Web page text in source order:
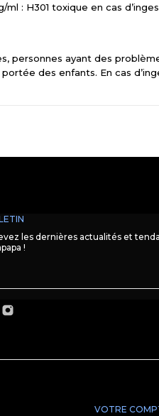
: H301 toxique en cas
personnes ayant des
des enfants. En cas
les dernières actualités et
!
VOTRE